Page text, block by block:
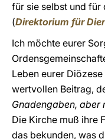
für sie selbst und für
(Direktorium für
Ich möchte eurer
Leben eurer
wertvollen Beitrag,
Gnadengaben, aber
Die Kirche muß ihre
das bekunden, was